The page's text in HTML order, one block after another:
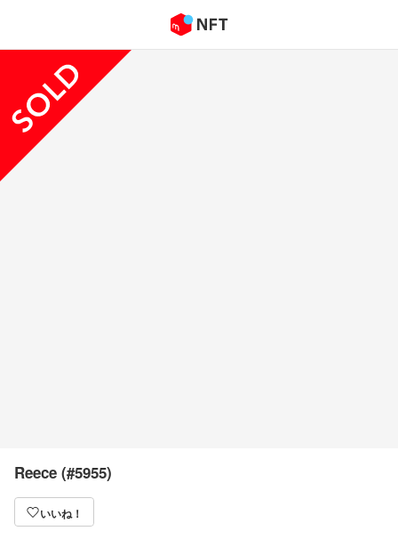
Reece (#5955)
いいね！